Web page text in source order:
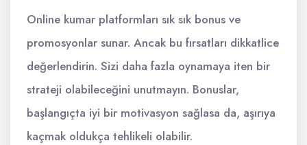
Online kumar platformları sık sık bonus ve
promosyonlar sunar. Ancak bu fırsatları dikkatlice
değerlendirin. Sizi daha fazla oynamaya iten bir
strateji olabileceğini unutmayın. Bonuslar,
başlangıçta iyi bir motivasyon sağlasa da, aşırıya
kaçmak oldukça tehlikeli olabilir.